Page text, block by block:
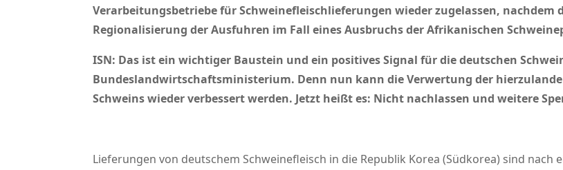
Verarbeitungsbetriebe für Schweinefleischlieferungen wieder zugelassen, nachdem
Regionalisierung der Ausfuhren im Fall eines Ausbruchs der Afrikanischen
ISN: Das ist ein wichtiger Baustein und ein positives Signal für die deutschen
Bundeslandwirtschaftsministerium. Denn nun kann die Verwertung der
Schweins wieder verbessert werden. Jetzt heißt es: Nicht nachlassen und weitere
Lieferungen von deutschem Schweinefleisch in die Republik Korea (Südkorea) sind